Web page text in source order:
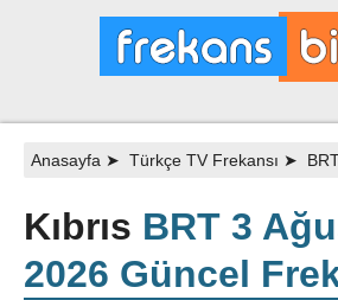
Anasayfa ➤ Türkçe TV Frekansı ➤
Kıbrıs BRT 3
2026 Güncel